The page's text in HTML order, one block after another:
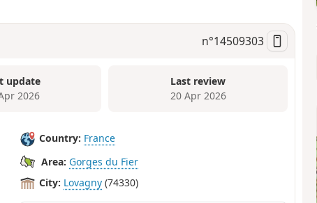
n°14509303
update
2026
Last review
20 Apr 2026
Country: France
Area: Gorges du Fier
City: Lovagny (74330)